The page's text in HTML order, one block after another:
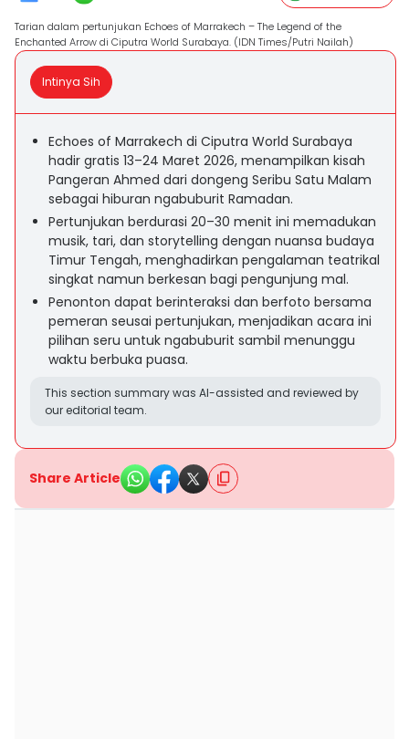
Tarian dalam pertunjukan Echoes of Marrakech – The Legend of the
Enchanted Arrow di Ciputra World Surabaya. (IDN Times/Putri Nailah)
Intinya Sih
Echoes of Marrakech di Ciputra World Surabaya
hadir gratis 13–24 Maret 2026, menampilkan kisah
Pangeran Ahmed dari dongeng Seribu Satu Malam
sebagai hiburan ngabuburit Ramadan.
Pertunjukan berdurasi 20–30 menit ini memadukan
musik, tari, dan storytelling dengan nuansa budaya
Timur Tengah, menghadirkan pengalaman teatrikal
singkat namun berkesan bagi pengunjung mal.
Penonton dapat berinteraksi dan berfoto bersama
pemeran seusai pertunjukan, menjadikan acara ini
pilihan seru untuk ngabuburit sambil menunggu
waktu berbuka puasa.
This section summary was AI-assisted and reviewed by
our editorial team.
Share Article